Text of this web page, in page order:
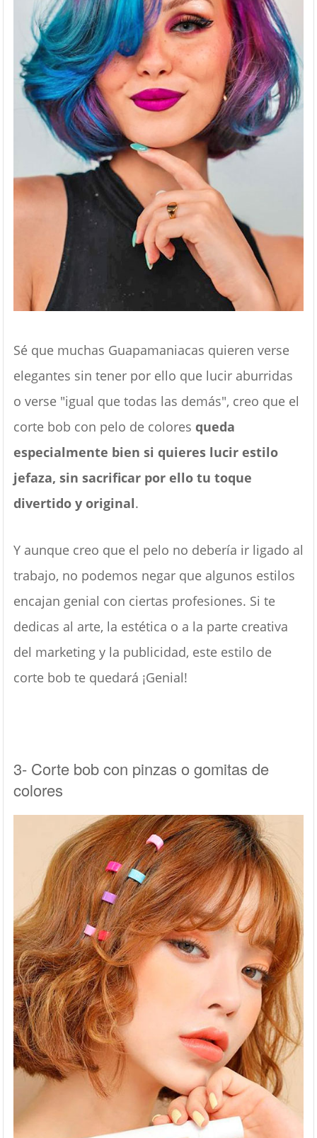
Sé que muchas Guapamaniacas quieren verse
elegantes sin tener por ello que lucir aburridas
o verse "igual que todas las demás", creo que el
corte bob con pelo de colores queda
especialmente bien si quieres lucir estilo
jefaza, sin sacrificar por ello tu toque
divertido y original.
Y aunque creo que el pelo no debería ir ligado al
trabajo, no podemos negar que algunos estilos
encajan genial con ciertas profesiones. Si te
dedicas al arte, la estética o a la parte creativa
del marketing y la publicidad, este estilo de
corte bob te quedará ¡Genial!
3- Corte bob con pinzas o gomitas de
colores